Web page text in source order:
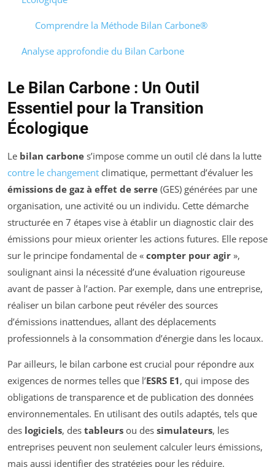
Comprendre la Méthode Bilan Carbone®
Analyse approfondie du Bilan Carbone
Le Bilan Carbone : Un Outil
Essentiel pour la Transition
Écologique
Le bilan carbone s’impose comme un outil clé dans la lutte
contre le changement climatique, permettant d’évaluer les
émissions de gaz à effet de serre (GES) générées par une
organisation, une activité ou un individu. Cette démarche
structurée en 7 étapes vise à établir un diagnostic clair des
émissions pour mieux orienter les actions futures. Elle repose
sur le principe fondamental de « compter pour agir »,
soulignant ainsi la nécessité d’une évaluation rigoureuse
avant de passer à l’action. Par exemple, dans une entreprise,
réaliser un bilan carbone peut révéler des sources
d’émissions inattendues, allant des déplacements
professionnels à la consommation d’énergie dans les locaux.
Par ailleurs, le bilan carbone est crucial pour répondre aux
exigences de normes telles que l’ESRS E1, qui impose des
obligations de transparence et de publication des données
environnementales. En utilisant des outils adaptés, tels que
des logiciels, des tableurs ou des simulateurs, les
entreprises peuvent non seulement calculer leurs émissions,
mais aussi identifier des stratégies pour les réduire.